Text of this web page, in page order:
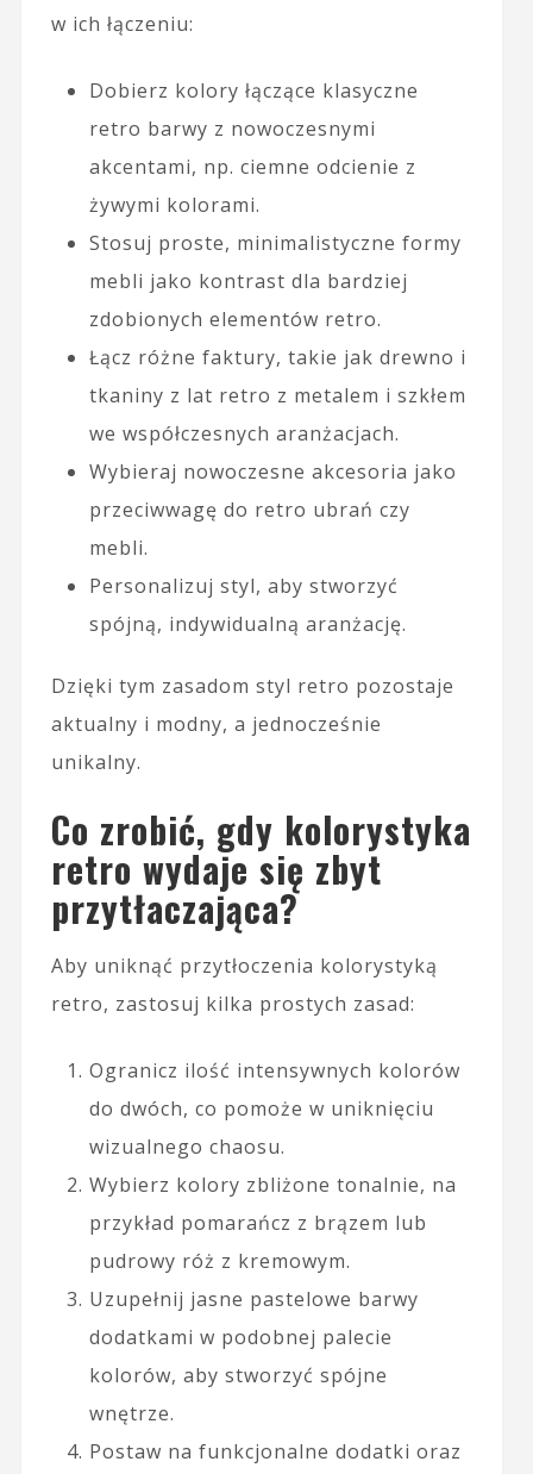
w ich łączeniu:
Dobierz kolory łączące klasyczne
retro barwy z nowoczesnymi
akcentami, np. ciemne odcienie z
żywymi kolorami.
Stosuj proste, minimalistyczne formy
mebli jako kontrast dla bardziej
zdobionych elementów retro.
Łącz różne faktury, takie jak drewno i
tkaniny z lat retro z metalem i szkłem
we współczesnych aranżacjach.
Wybieraj nowoczesne akcesoria jako
przeciwwagę do retro ubrań czy
mebli.
Personalizuj styl, aby stworzyć
spójną, indywidualną aranżację.
Dzięki tym zasadom styl retro pozostaje
aktualny i modny, a jednocześnie
unikalny.
Co zrobić, gdy kolorystyka
retro wydaje się zbyt
przytłaczająca?
Aby uniknąć przytłoczenia kolorystyką
retro, zastosuj kilka prostych zasad:
Ogranicz ilość intensywnych kolorów
do dwóch, co pomoże w uniknięciu
wizualnego chaosu.
Wybierz kolory zbliżone tonalnie, na
przykład pomarańcz z brązem lub
pudrowy róż z kremowym.
Uzupełnij jasne pastelowe barwy
dodatkami w podobnej palecie
kolorów, aby stworzyć spójne
wnętrze.
Postaw na funkcjonalne dodatki oraz